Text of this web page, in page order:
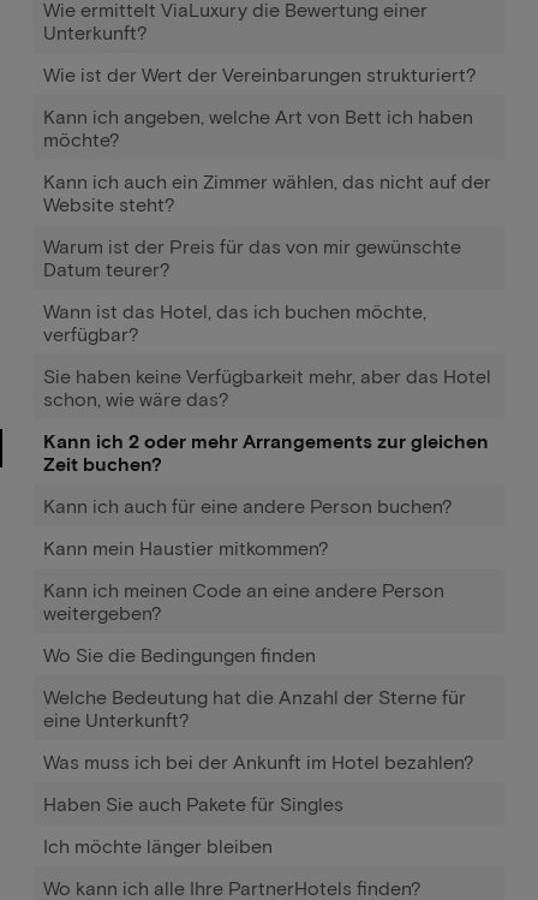
Wie ermittelt ViaLuxury die Bewertung einer
Unterkunft?
Wie ist der Wert der Vereinbarungen strukturiert?
Kann ich angeben, welche Art von Bett ich haben
möchte?
Kann ich auch ein Zimmer wählen, das nicht auf der
Website steht?
Warum ist der Preis für das von mir gewünschte
Datum teurer?
Wann ist das Hotel, das ich buchen möchte,
verfügbar?
Sie haben keine Verfügbarkeit mehr, aber das Hotel
schon, wie wäre das?
Kann ich 2 oder mehr Arrangements zur gleichen
Zeit buchen?
Kann ich auch für eine andere Person buchen?
Kann mein Haustier mitkommen?
Kann ich meinen Code an eine andere Person
weitergeben?
Wo Sie die Bedingungen finden
Welche Bedeutung hat die Anzahl der Sterne für
eine Unterkunft?
Was muss ich bei der Ankunft im Hotel bezahlen?
Haben Sie auch Pakete für Singles
Ich möchte länger bleiben
Wo kann ich alle Ihre PartnerHotels finden?